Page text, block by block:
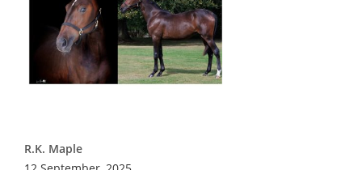
R.K. Maple